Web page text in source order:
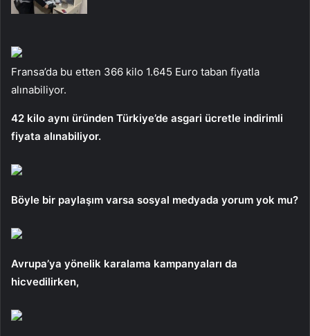
Fransa’da bu etten 366 kilo 1.645 Euro taban fiyatla
alınabiliyor.
42 kilo aynı üründen Türkiye’de asgari ücretle indirimli
fiyata alınabiliyor.
Böyle bir paylaşım varsa sosyal medyada yorum yok mu?
Avrupa’ya yönelik karalama kampanyaları da
hicvedilirken,